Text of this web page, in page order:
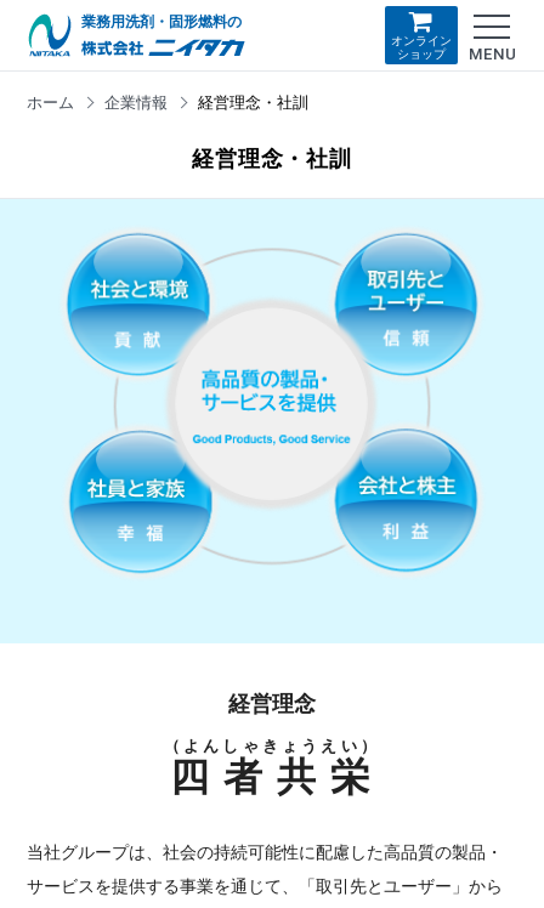
業務用洗剤・固形燃料の
オンライン
ショップ
MENU
ホーム 企業情報 経営理念・社訓
経営理念・社訓
経営理念
四者共栄
（よんしゃきょうえい）
当社グループは、社会の持続可能性に配慮した高品質の製品・
サービスを提供する事業を通じて、「取引先とユーザー」から